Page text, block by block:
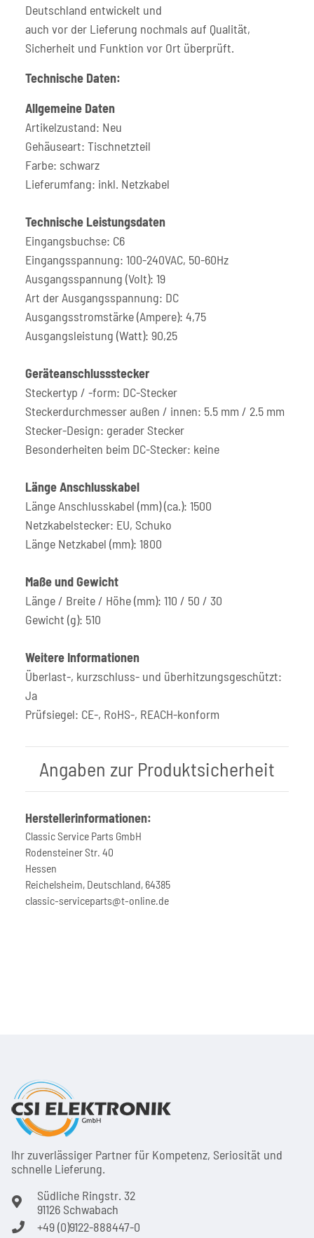
Deutschland entwickelt und
auch vor der Lieferung nochmals auf Qualität,
Sicherheit und Funktion vor Ort überprüft.
Technische Daten:
Allgemeine Daten
Artikelzustand: Neu
Gehäuseart: Tischnetzteil
Farbe: schwarz
Lieferumfang: inkl. Netzkabel
Technische Leistungsdaten
Eingangsbuchse: C6
Eingangsspannung: 100-240VAC, 50-60Hz
Ausgangsspannung (Volt): 19
Art der Ausgangsspannung: DC
Ausgangsstromstärke (Ampere): 4,75
Ausgangsleistung (Watt): 90,25
Geräteanschlussstecker
Steckertyp / -form: DC-Stecker
Steckerdurchmesser außen / innen: 5.5 mm / 2.5 mm
Stecker-Design: gerader Stecker
Besonderheiten beim DC-Stecker: keine
Länge Anschlusskabel
Länge Anschlusskabel (mm) (ca.): 1500
Netzkabelstecker: EU, Schuko
Länge Netzkabel (mm): 1800
Maße und Gewicht
Länge / Breite / Höhe (mm): 110 / 50 / 30
Gewicht (g): 510
Weitere Informationen
Überlast-, kurzschluss- und überhitzungsgeschützt:
Ja
Prüfsiegel: CE-, RoHS-, REACH-konform
Angaben zur Produktsicherheit
Herstellerinformationen:
Classic Service Parts GmbH
Rodensteiner Str. 40
Hessen
Reichelsheim, Deutschland, 64385
classic-serviceparts@t-online.de
Ihr zuver­läs­siger Partner für Kom­pe­tenz, Seri­osi­tät und
schnel­le Lie­ferung.
Südliche Ringstr. 32
91126 Schwabach
+49 (0)9122-888447-0